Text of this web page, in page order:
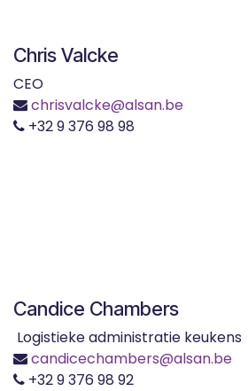
Chris Valcke
CEO
chrisvalcke@alsan.be
+32 9 376 98 98
Candice Chambers
Logistieke administratie keukens
candicechambers@alsan.be
+32 9 376 98 92